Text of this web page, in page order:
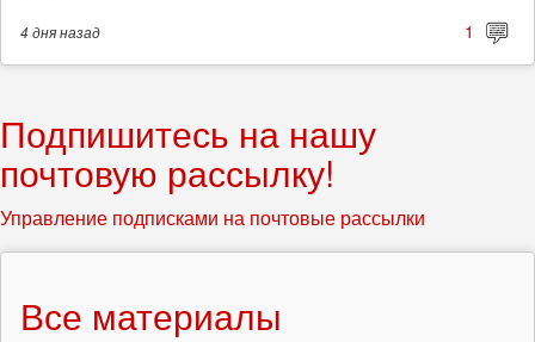
4 дняназад 1
Подпишитесь на нашу
почтовую рассылку!
Управление подписками на почтовые рассылки
Все материалы